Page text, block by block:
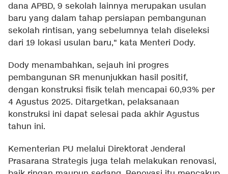
dana APBD, 9 sekolah lainnya merupakan usulan
baru yang dalam tahap persiapan pembangunan
sekolah rintisan, yang sebelumnya telah diseleksi
dari 19 lokasi usulan baru," kata Menteri Dody.
Dody menambahkan, sejauh ini progres
pembangunan SR menunjukkan hasil positif,
dengan konstruksi fisik telah mencapai 60,93% per
4 Agustus 2025. Ditargetkan, pelaksanaan
konstruksi ini dapat selesai pada akhir Agustus
tahun ini.
Kementerian PU melalui Direktorat Jenderal
Prasarana Strategis juga telah melakukan renovasi,